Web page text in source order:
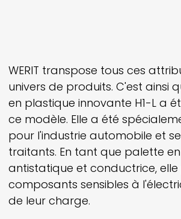
WERIT transpose tous ces
univers de produits. C'est ainsi
en plastique innovante H1-L a
ce modèle. Elle a été
pour l'industrie automobile et
traitants. En tant que palette
antistatique et conductrice,
composants sensibles à
de leur charge.